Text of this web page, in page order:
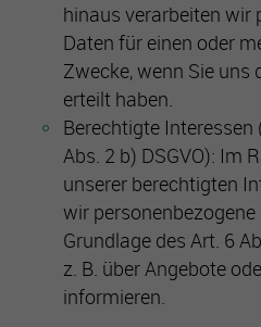
hinaus verarbeiten wir
Daten für einen oder
Zwecke, wenn Sie uns
erteilt haben.
Berechtigte
Abs. 2 b) DSGVO): Im
unserer berechtigten
wir
Grundlage des Art. 6
z. B. über Angebote
informieren.